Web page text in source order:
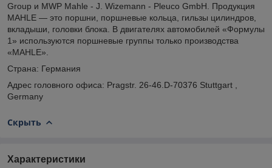
Group и MWP Mahle - J. Wizemann - Pleuco GmbH. Продукция
MAHLE — это поршни, поршневые кольца, гильзы цилиндров,
вкладыши, головки блока. В двигателях автомобилей «Формулы
1» используются поршневые группы только производства
«MAHLE».
Страна: Германия
Адрес головного офиса: Pragstr. 26-46.D-70376 Stuttgart ,
Germany
Скрыть
Характеристики